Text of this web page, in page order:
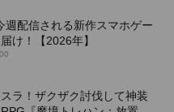
週配信される新作スマホゲー
け！【2026年】
ラ！ザクザク討伐して神装